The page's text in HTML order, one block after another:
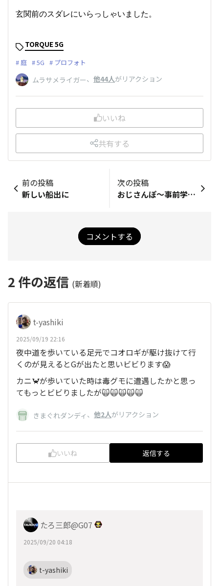
玄関前のスダレにいらっしゃいました。
TORQUE 5G
庭 5G プロフォト
ムラサメライガー、 他44人がリアクション
いいね
共有する
前の投稿
新しい船出に
次の投稿
おじさんぽ〜事前学習〜
コメントする
2 件の返信 (新着順)
t-yashiki
2025/09/19 22:16
夜中道を歩いている足元でコオロギが駆け抜けて行
くのが見えるとGが出たと思いビビります😱
カニ🦀が歩いていた時は毒グモに遭遇したかと思っ
てもっとビビりましたが🙀🙀🙀🙀🙀
きまぐれダンディ 、 他2人がリアクション
いいね 返信する
たろ三郎@G07
2025/09/20 04:18
t-yashiki